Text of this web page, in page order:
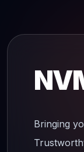
Bringing